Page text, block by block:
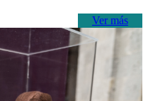
Ver más